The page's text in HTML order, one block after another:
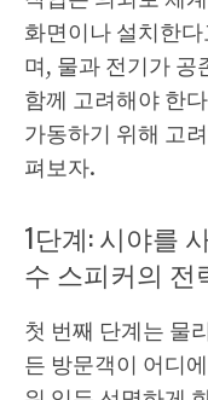
화면이나 설치한
며, 물과 전기가 공
함께 고려해야 한
가동하기 위해 고
펴보자.
1단계: 시야를
수 스피커의 전
첫 번째 단계는 물
든 방문객이 어디